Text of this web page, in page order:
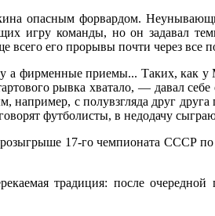
опасным форвардом.
игру команды, но он задавал
всего его прорывы почти через
фирменные приемы... Таких, как
рывка хватало, — давал
с полувзгляда друг
футболисты, в недодачу
17-го чемпионата СССР по
традиция: после